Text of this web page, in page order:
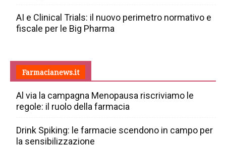
AI e Clinical Trials: il nuovo perimetro normativo e
fiscale per le Big Pharma
Farmacianews.it
Al via la campagna Menopausa riscriviamo le
regole: il ruolo della farmacia
Drink Spiking: le farmacie scendono in campo per
la sensibilizzazione